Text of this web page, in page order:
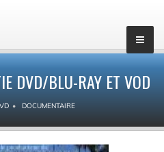
DVD/BLU-RAY ET VOD
DOCUMENTAIRE